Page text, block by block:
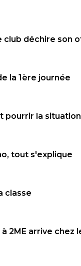
club déchire son
la 1ère journée
pourrir la situation
tout s'explique
classe
2ME arrive chez